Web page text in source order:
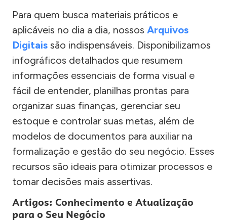
Para quem busca materiais práticos e
aplicáveis no dia a dia, nossos Arquivos
Digitais são indispensáveis. Disponibilizamos
infográficos detalhados que resumem
informações essenciais de forma visual e
fácil de entender, planilhas prontas para
organizar suas finanças, gerenciar seu
estoque e controlar suas metas, além de
modelos de documentos para auxiliar na
formalização e gestão do seu negócio. Esses
recursos são ideais para otimizar processos e
tomar decisões mais assertivas.
Artigos: Conhecimento e Atualização
para o Seu Negócio